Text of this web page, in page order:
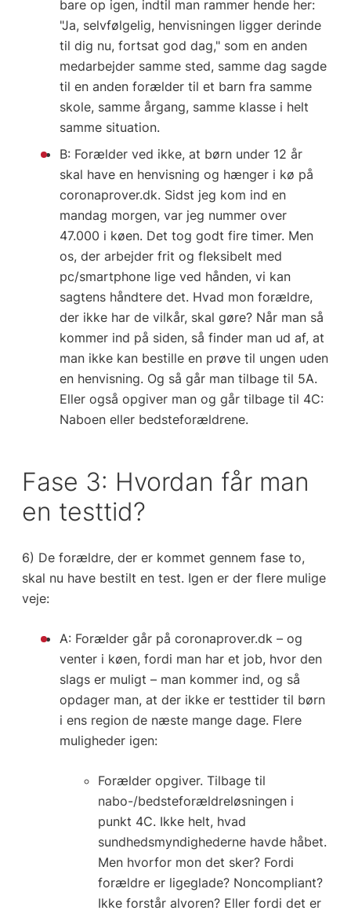
bare op igen, indtil man rammer hende her:
"Ja, selvfølgelig, henvisningen ligger derinde
til dig nu, fortsat god dag," som en anden
medarbejder samme sted, samme dag sagde
til en anden forælder til et barn fra samme
skole, samme årgang, samme klasse i helt
samme situation.
B: Forælder ved ikke, at børn under 12 år
skal have en henvisning og hænger i kø på
coronaprover.dk. Sidst jeg kom ind en
mandag morgen, var jeg nummer over
47.000 i køen. Det tog godt fire timer. Men
os, der arbejder frit og fleksibelt med
pc/smartphone lige ved hånden, vi kan
sagtens håndtere det. Hvad mon forældre,
der ikke har de vilkår, skal gøre? Når man så
kommer ind på siden, så finder man ud af, at
man ikke kan bestille en prøve til ungen uden
en henvisning. Og så går man tilbage til 5A.
Eller også opgiver man og går tilbage til 4C:
Naboen eller bedsteforældrene.
Fase 3: Hvordan får man
en testtid?
6) De forældre, der er kommet gennem fase to,
skal nu have bestilt en test. Igen er der flere mulige
veje:
A: Forælder går på coronaprover.dk – og
venter i køen, fordi man har et job, hvor den
slags er muligt – man kommer ind, og så
opdager man, at der ikke er testtider til børn
i ens region de næste mange dage. Flere
muligheder igen:
Forælder opgiver. Tilbage til
nabo-/bedsteforældreløsningen i
punkt 4C. Ikke helt, hvad
sundhedsmyndighederne havde håbet.
Men hvorfor mon det sker? Fordi
forældre er ligeglade? Noncompliant?
Ikke forstår alvoren? Eller fordi det er